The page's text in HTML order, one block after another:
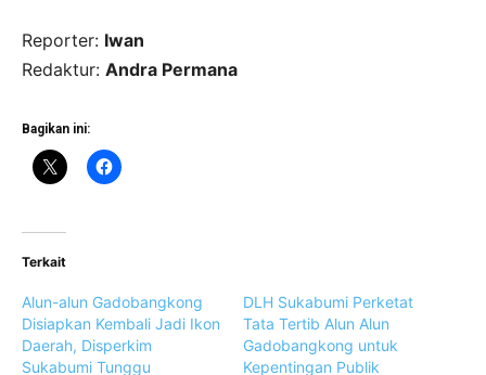
Reporter: Iwan
Redaktur: Andra Permana
Bagikan ini:
Terkait
Alun-alun Gadobangkong
Disiapkan Kembali Jadi Ikon
Daerah, Disperkim
Sukabumi Tunggu
DLH Sukabumi Perketat
Tata Tertib Alun Alun
Gadobangkong untuk
Kepentingan Publik